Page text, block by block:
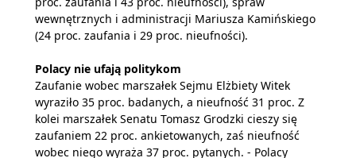
wewnętrznych i administracji Mariusza Kamińskiego
(24 proc. zaufania i 29 proc. nieufności).
Polacy nie ufają politykom
Zaufanie wobec marszałek Sejmu Elżbiety Witek
wyraziło 35 proc. badanych, a nieufność 31 proc. Z
kolei marszałek Senatu Tomasz Grodzki cieszy się
zaufaniem 22 proc. ankietowanych, zaś nieufność
wobec niego wyraża 37 proc. pytanych. - Polacy